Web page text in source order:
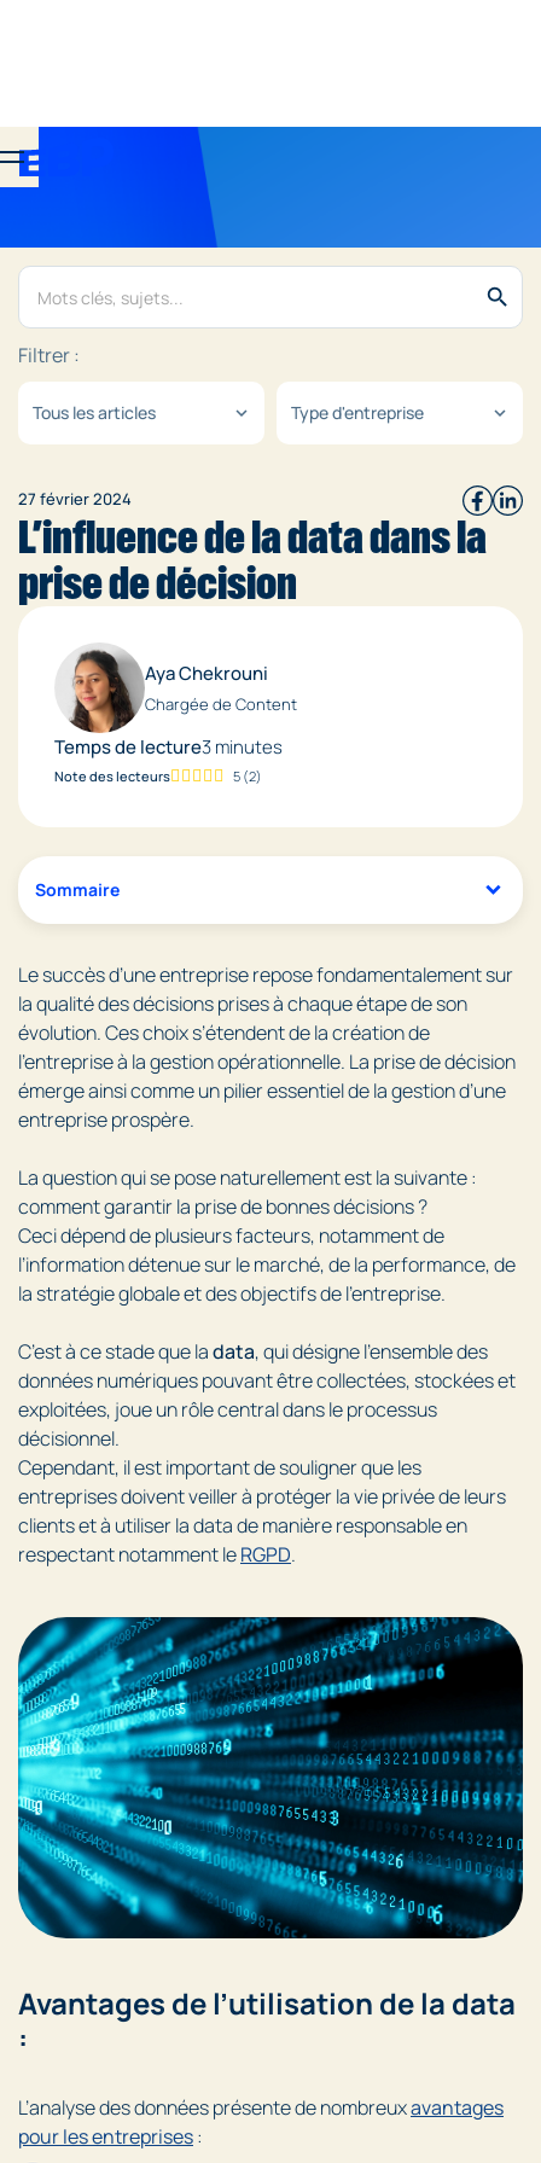
Filtrer :
Tous les articles expand_more Type d'entreprise expand_more
search
27 février 2024
L’influence de la data dans la
prise de décision
Aya Chekrouni
Chargée de Content
Temps de lecture3 minutes
Note des lecteurs 5 (2)
Sommaire
Le succès d’une entreprise repose fondamentalement sur
la qualité des décisions prises à chaque étape de son
évolution. Ces choix s’étendent de la création de
l’entreprise à la gestion opérationnelle. La prise de décision
émerge ainsi comme un pilier essentiel de la gestion d’une
entreprise prospère.
La question qui se pose naturellement est la suivante :
comment garantir la prise de bonnes décisions ?
Ceci dépend de plusieurs facteurs, notamment de
l’information détenue sur le marché, de la performance, de
la stratégie globale et des objectifs de l’entreprise.
C’est à ce stade que ladata, qui désigne l’ensemble des
données numériques pouvant être collectées, stockées et
exploitées, joue un rôle central dans le processus
décisionnel.
Cependant, il est important de souligner que les
entreprises doivent veiller à protéger la vie privée de leurs
clients et à utiliser la data de manière responsable en
respectant notamment leRGPD.
Avantages de l’utilisation de la data
:
L’analyse des données présente de nombreuxavantages
pour les entreprises: